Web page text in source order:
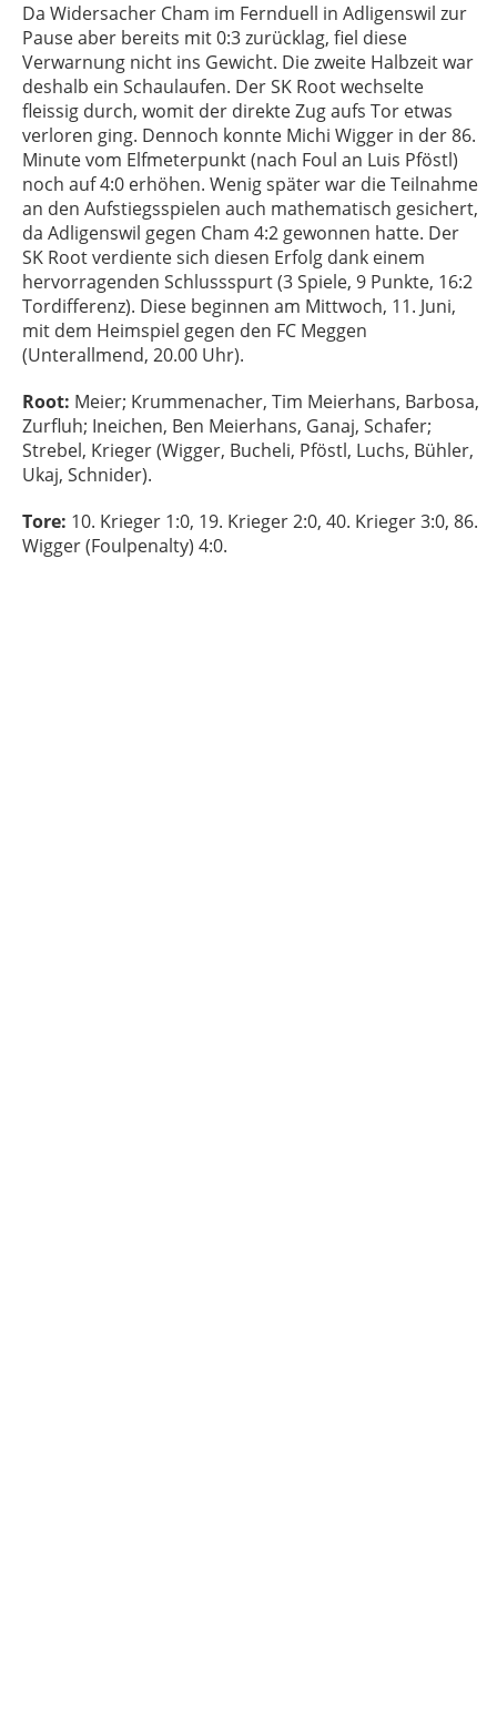
Da Widersacher Cham im Fernduell in Adligenswil zur
Pause aber bereits mit 0:3 zurücklag, fiel diese
Verwarnung nicht ins Gewicht. Die zweite Halbzeit war
deshalb ein Schaulaufen. Der SK Root wechselte
fleissig durch, womit der direkte Zug aufs Tor etwas
verloren ging. Dennoch konnte Michi Wigger in der 86.
Minute vom Elfmeterpunkt (nach Foul an Luis Pföstl)
noch auf 4:0 erhöhen. Wenig später war die Teilnahme
an den Aufstiegsspielen auch mathematisch gesichert,
da Adligenswil gegen Cham 4:2 gewonnen hatte. Der
SK Root verdiente sich diesen Erfolg dank einem
hervorragenden Schlussspurt (3 Spiele, 9 Punkte, 16:2
Tordifferenz). Diese beginnen am Mittwoch, 11. Juni,
mit dem Heimspiel gegen den FC Meggen
(Unterallmend, 20.00 Uhr).
Root: Meier; Krummenacher, Tim Meierhans, Barbosa,
Zurfluh; Ineichen, Ben Meierhans, Ganaj, Schafer;
Strebel, Krieger (Wigger, Bucheli, Pföstl, Luchs, Bühler,
Ukaj, Schnider).
Tore: 10. Krieger 1:0, 19. Krieger 2:0, 40. Krieger 3:0, 86.
Wigger (Foulpenalty) 4:0.